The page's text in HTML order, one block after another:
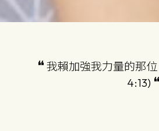
我賴加強我力量的那
4:13)